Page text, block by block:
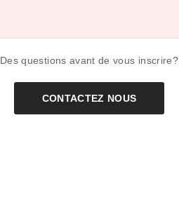
Des questions avant de vous inscrire?
CONTACTEZ NOUS